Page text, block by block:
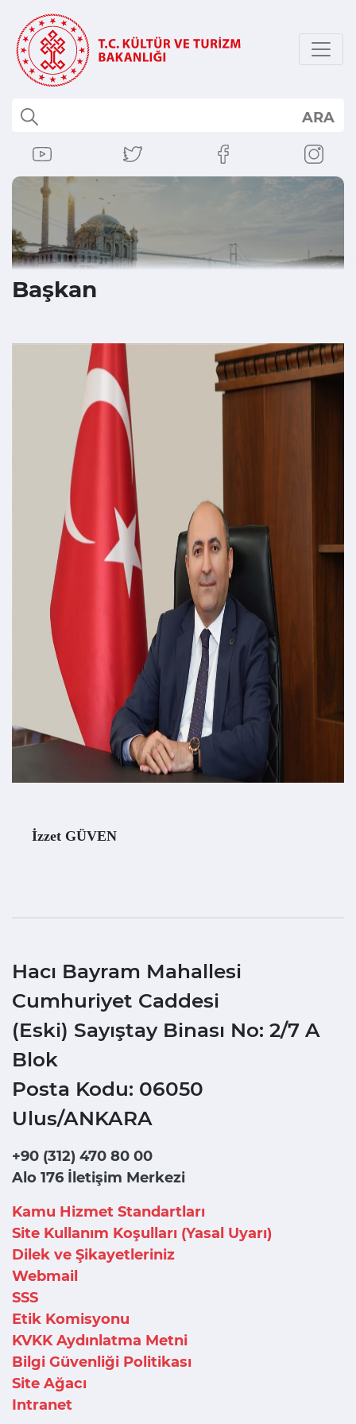
ARA
Başkan
İzzet GÜVEN
Hacı Bayram Mahallesi
Cumhuriyet Caddesi
(Eski) Sayıştay Binası No: 2/7 A
Blok
Posta Kodu: 06050
Ulus/ANKARA
+90 (312) 470 80 00
Alo 176 İletişim Merkezi
Kamu Hizmet Standartları
Site Kullanım Koşulları (Yasal Uyarı)
Dilek ve Şikayetleriniz
Webmail
SSS
Etik Komisyonu
KVKK Aydınlatma Metni
Bilgi Güvenliği Politikası
Site Ağacı
Intranet